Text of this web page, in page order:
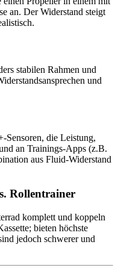
an. Der Widerstand steigt
stabilen Rahmen und
und
Sensoren, die Leistung,
an Trainings-Apps (z.B.
aus Fluid-Widerstand
Rollentrainer
komplett und koppeln
bieten höchste
jedoch schwerer und